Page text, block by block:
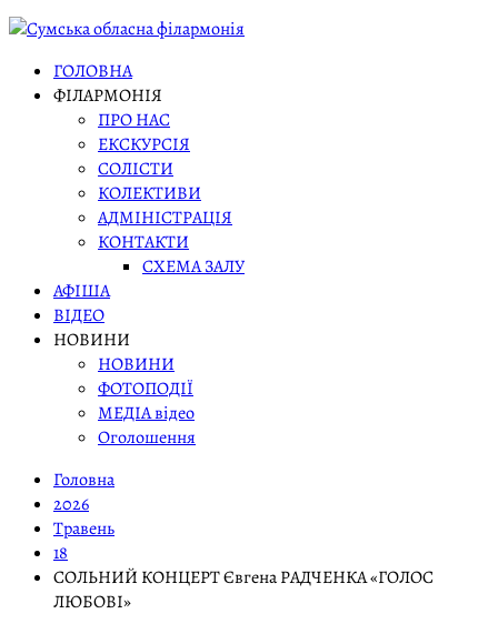
ГОЛОВНА
ФІЛАРМОНІЯ
ПРО НАС
ЕКСКУРСІЯ
СОЛІСТИ
КОЛЕКТИВИ
АДМІНІСТРАЦІЯ
КОНТАКТИ
СХЕМА ЗАЛУ
АФІША
ВІДЕО
НОВИНИ
НОВИНИ
ФОТОПОДІЇ
МЕДІА відео
Оголошення
Головна
2026
Травень
18
СОЛЬНИЙ КОНЦЕРТ Євгена РАДЧЕНКА «ГОЛОС
ЛЮБОВІ»